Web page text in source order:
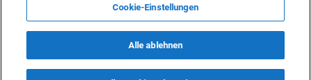
Cookie-Einstellungen
Alle ablehnen